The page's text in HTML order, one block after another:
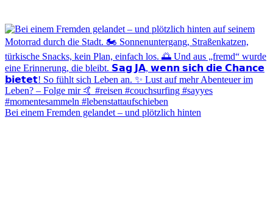
Bei einem Fremden gelandet – und plötzlich hinten